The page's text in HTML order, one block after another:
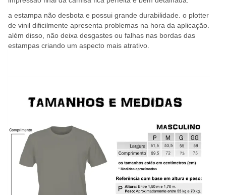
a estampa não desbota e possui grande durabilidade. o plotter
de vinil dificilmente apresenta problemas na hora da aplicação.
além disso, não deixa desgastes ou falhas nas bordas das
estampas criando um aspecto mais atrativo.